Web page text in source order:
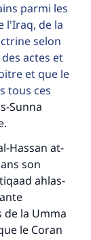
parmi les
l'Iraq, de la
selon
actes et
et que le
tous ces
Sunna
Hassan at-
son
ahlas-
de la Umma
le Coran